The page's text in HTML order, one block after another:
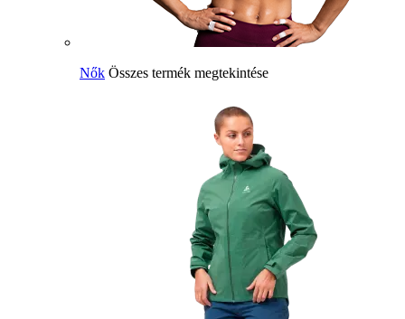
Nők Összes termék megtekintése